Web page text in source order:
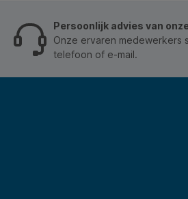
Persoonlijk advies van
Onze ervaren medewerkers
telefoon of e-mail.